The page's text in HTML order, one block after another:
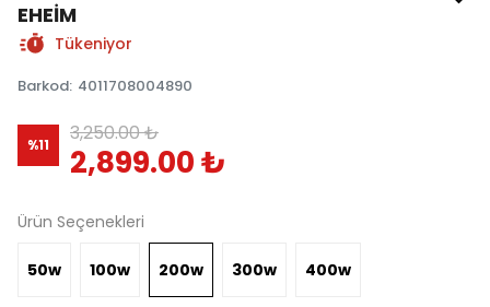
EHEİM
Tükeniyor
Barkod: 4011708004890
%11 3,250.00 ₺
2,899.00 ₺
Ürün Seçenekleri
50w 100w 200w 300w 400w